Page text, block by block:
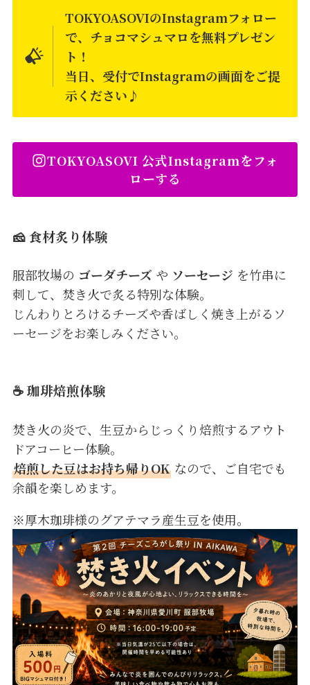
TOKYOASOVIのInstagramフォロー
で、チョコマシュマロを無料プレゼン
ト！
当日、受付でInstagramの画面をご提
示ください♪
TOKYOASOVI 公式Instagramをフォ
ローする
🧀 食材炙り体験
服部牧場の ゴーダチーズ や ソーセージ を竹串に
刺して、焚き火で炙る特別な体験。
じんわりとろけるチーズや香ばしく焼き上がるソ
ーセージをお楽しみください。
☕️ 珈琲焙煎体験
焚き火の炎で、生豆からじっくり焙煎するアウト
ドアコーヒー体験。
焙煎した豆はお持ち帰りOKなので、ご自宅でも
余韻を楽しめます。
※厚木珈琲様のグアテマラ産生豆を使用。